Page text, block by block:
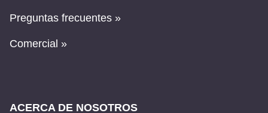
Preguntas frecuentes »
Comercial »
ACERCA DE NOSOTROS